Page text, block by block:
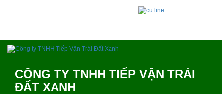
CÔNG TY TNHH TIẾP VẬN TRÁI
ĐẤT XANH